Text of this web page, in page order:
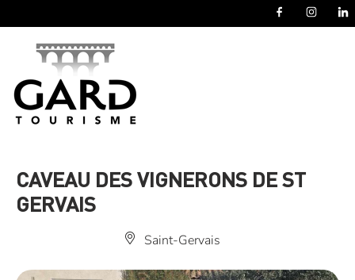
CAVEAU DES VIGNERONS DE ST
GERVAIS
Saint-Gervais